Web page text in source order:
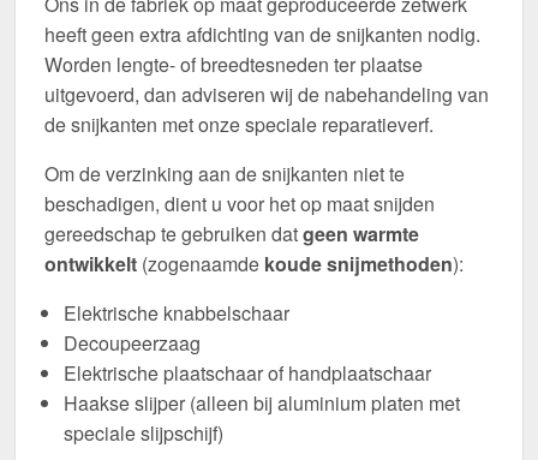
heeft geen extra afdichting van de snijkanten nodig.
Worden lengte- of breedtesneden ter plaatse
uitgevoerd, dan adviseren wij de nabehandeling van
de snijkanten met onze speciale reparatieverf.
Om de verzinking aan de snijkanten niet te
beschadigen, dient u voor het op maat snijden
gereedschap te gebruiken datgeen warmte
ontwikkelt (zogenaamde koude snijmethoden):
Elektrische knabbelschaar
Decoupeerzaag
Elektrische plaatschaar of handplaatschaar
Haakse slijper (alleen bij aluminium platen met
speciale slijpschijf)